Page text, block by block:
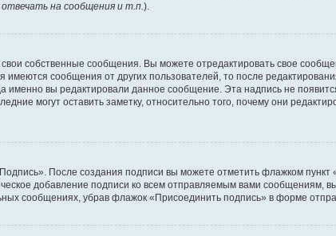
отвечать на сообщения и т.п.).
собственные сообщения. Вы можете отредактировать свое
сообщения от других пользователей, то после
именно вы редактировали данное сообщение. Эта надпись не
могут оставить заметку, относительно того, почему они
После создания подписи вы можете отметить флажком
добавление подписи ко всем отправляемым вами сообщениям,
сообщениях, убрав флажок «Присоединить подпись» в форме